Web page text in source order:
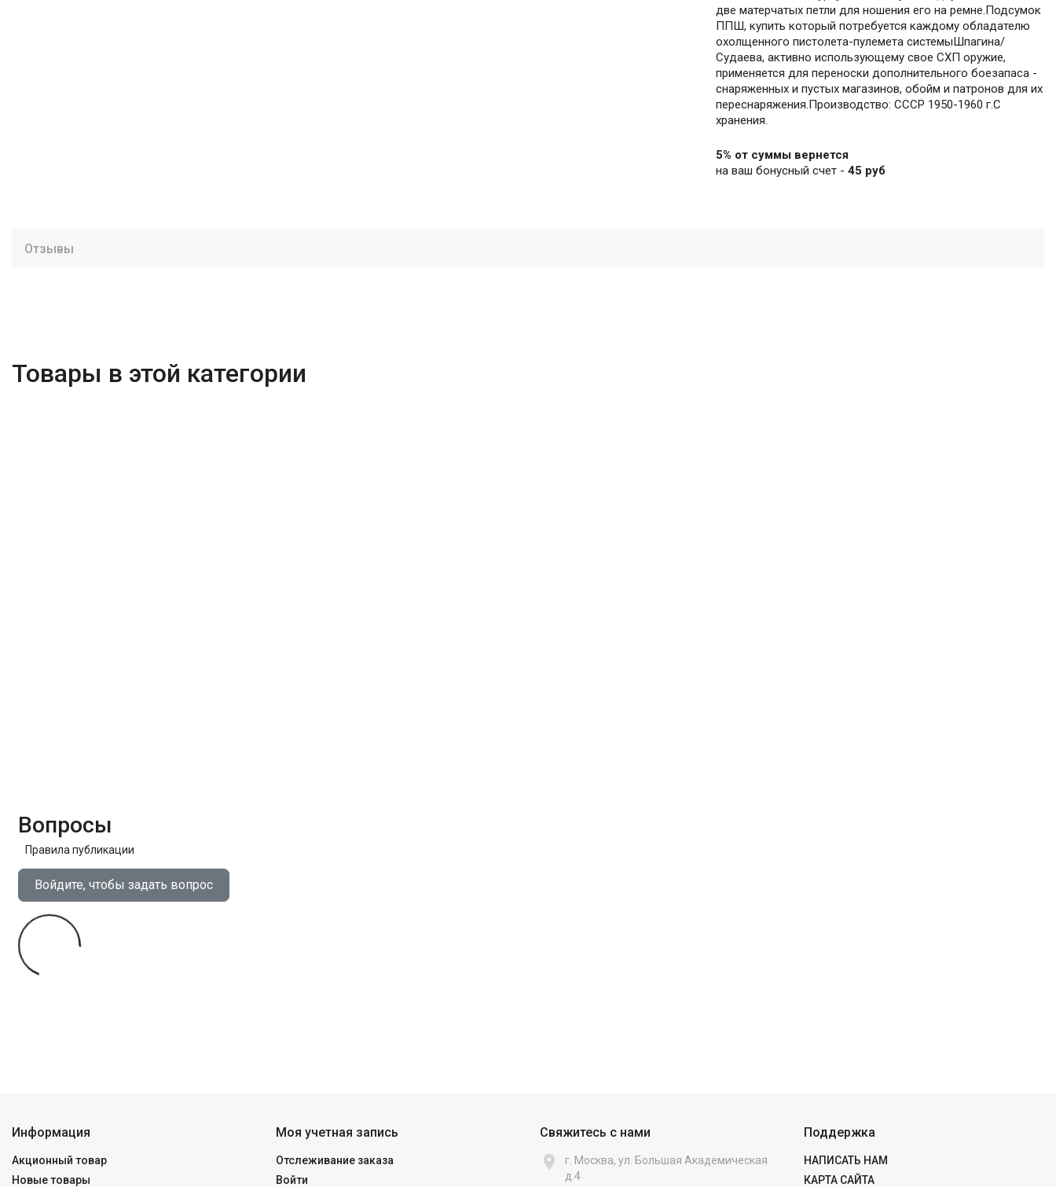
две матерчатых петли для ношения его на ремне.Подсумок
ППШ, купить который потребуется каждому обладателю
охолщенного пистолета-пулемета системыШпагина/
Судаева, активно использующему свое СХП оружие,
применяется для переноски дополнительного боезапаса -
снаряженных и пустых магазинов, обойм и патронов для их
переснаряжения.Производство: СССР 1950-1960 г.С
хранения.
5% от суммы вернется
на ваш бонусный счет - 45 руб
Отзывы
Товары в этой категории
Вопросы
Правила публикации
Войдите, чтобы задать вопрос
Информация
Акционный товар
Новые товары
Моя учетная запись
Отслеживание заказа
Войти
Свяжитесь с нами

г. Москва, ул. Большая Академическая
д.4
Поддержка
НАПИСАТЬ НАМ
КАРТА САЙТА